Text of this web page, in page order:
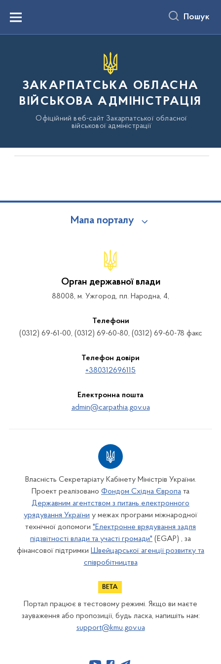
вмістуMenu Пошук
ЗАКАРПАТСЬКА ОБЛАСНА
ВІЙСЬКОВА АДМІНІСТРАЦІЯ
Офіційний веб-сайт Закарпатської обласної
військової адміністрації
Новини, анонси та медіагалереї
Мапа порталу
Орган державної влади
88008, м. Ужгород, пл. Народна, 4,
Телефони
(0312) 69-61-00, (0312) 69-60-80, (0312) 69-60-78 факс
Телефон довіри
+380312696115
Електронна пошта
admin@carpathia.gov.ua
Власність Секретаріату Кабінету Міністрів України.
Проект реалізовано Фондом Східна Європа та
Державним агентством з питань електронного
урядування України у межах програми міжнародної
технічної допомоги "Електронне врядування задля
підзвітності влади та участі громади" (EGAP) , за
фінансової підтримки Швейцарської агенції розвитку та
співробітництва
Портал працює в тестовому режимі. Якщо ви маєте
зауваження або пропозиції, будь ласка, напишіть нам:
support@kmu.gov.ua